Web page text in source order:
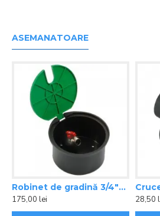
ASEMANATOARE
Robinet de gradină 3/4"FE Rain Bird
175,00 lei
28,50